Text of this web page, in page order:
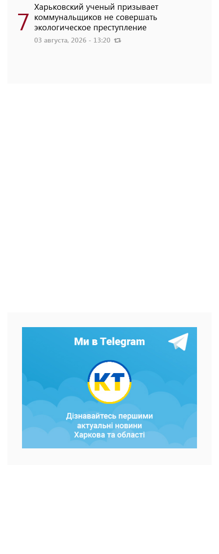
7 Харьковский ученый призывает
коммунальщиков не совершать
экологическое преступление
03 августа, 2026 - 13:20